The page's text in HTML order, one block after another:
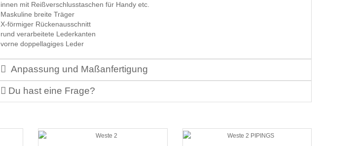
innen mit Reißverschlusstaschen für Handy etc.
Maskuline breite Träger
X-förmiger Rückenausschnitt
rund verarbeitete Lederkanten
vorne doppellagiges Leder
Anpassung und Maßanfertigung
Du hast eine Frage?